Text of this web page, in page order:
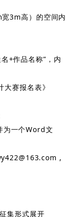
3m高）的空间内
+作品名称”，内
赛报名表》
一个Word文
,
集形式展开